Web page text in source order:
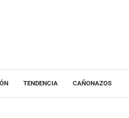
TENDENCIA CAÑONAZOS